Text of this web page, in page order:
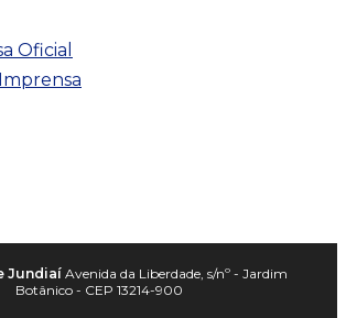
Oficial
Jundiaí Avenida da Liberdade, s/nº - Jardim
Botânico - CEP 13214-900